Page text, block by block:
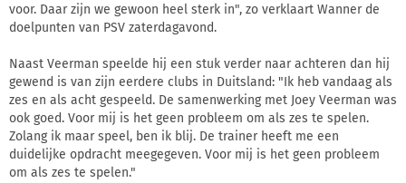
voor. Daar zijn we gewoon heel sterk in", zo verklaart Wanner de
doelpunten van PSV zaterdagavond.
Naast Veerman speelde hij een stuk verder naar achteren dan hij
gewend is van zijn eerdere clubs in Duitsland: "Ik heb vandaag als
zes en als acht gespeeld. De samenwerking met Joey Veerman was
ook goed. Voor mij is het geen probleem om als zes te spelen.
Zolang ik maar speel, ben ik blij. De trainer heeft me een
duidelijke opdracht meegegeven. Voor mij is het geen probleem
om als zes te spelen."